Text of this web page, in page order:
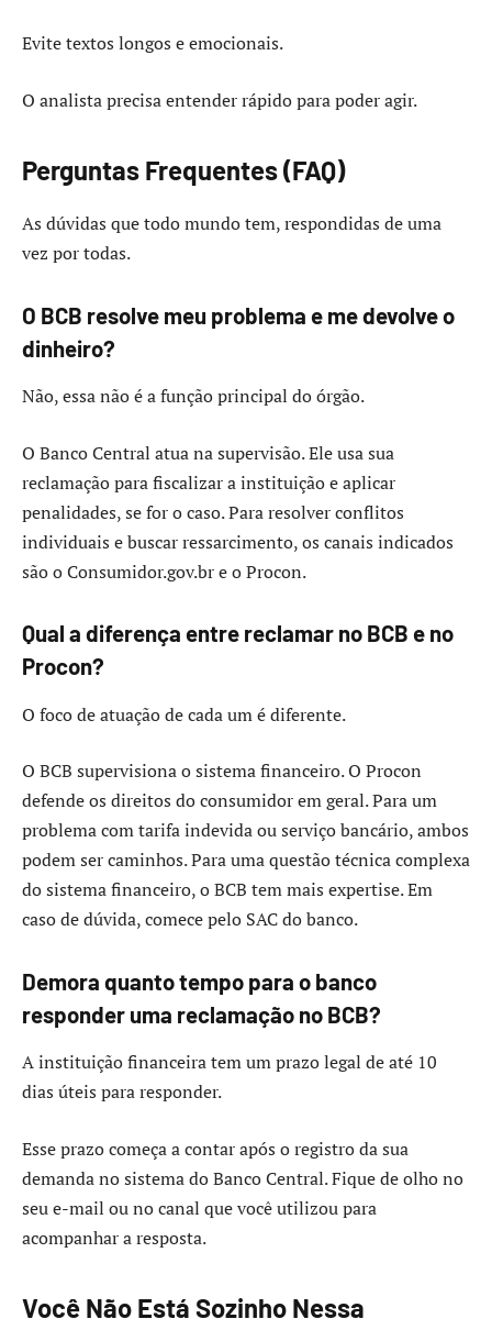
Evite textos longos e emocionais.
O analista precisa entender rápido para poder agir.
Perguntas Frequentes (FAQ)
As dúvidas que todo mundo tem, respondidas de uma
vez por todas.
O BCB resolve meu problema e me devolve o
dinheiro?
Não, essa não é a função principal do órgão.
O Banco Central atua na supervisão. Ele usa sua
reclamação para fiscalizar a instituição e aplicar
penalidades, se for o caso. Para resolver conflitos
individuais e buscar ressarcimento, os canais indicados
são o Consumidor.gov.br e o Procon.
Qual a diferença entre reclamar no BCB e no
Procon?
O foco de atuação de cada um é diferente.
O BCB supervisiona o sistema financeiro. O Procon
defende os direitos do consumidor em geral. Para um
problema com tarifa indevida ou serviço bancário, ambos
podem ser caminhos. Para uma questão técnica complexa
do sistema financeiro, o BCB tem mais expertise. Em
caso de dúvida, comece pelo SAC do banco.
Demora quanto tempo para o banco
responder uma reclamação no BCB?
A instituição financeira tem um prazo legal de até 10
dias úteis para responder.
Esse prazo começa a contar após o registro da sua
demanda no sistema do Banco Central. Fique de olho no
seu e-mail ou no canal que você utilizou para
acompanhar a resposta.
Você Não Está Sozinho Nessa